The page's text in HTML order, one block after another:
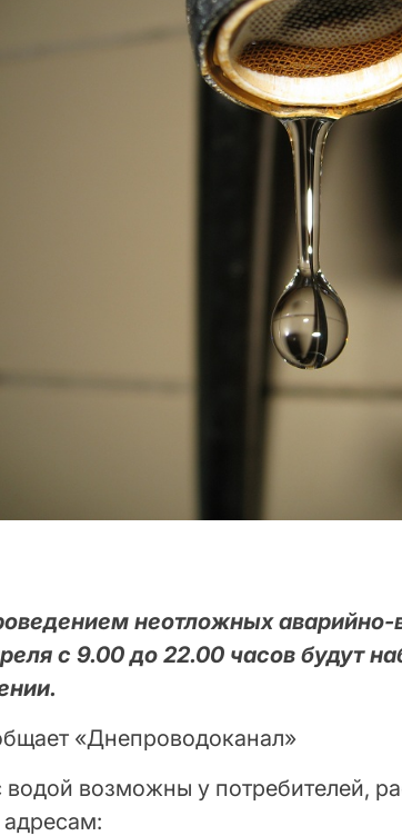
неотложных аварийно-
с 9.00 до 22.00 часов будут
«Днепроводоканал»
возможны у потребителей,